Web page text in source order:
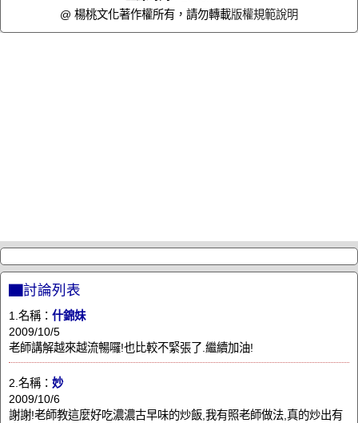
@ 楊桃文化著作權所有，請勿轉載版權規範說明
▇討論列表
1.名稱： 什錦妹
2009/10/5
老師講解越來越流暢囉!也比較不緊張了.繼續加油!
2.名稱： 妙
2009/10/6
謝謝!老師教這麼好吃濃濃古早味的炒飯,我有照老師做法,真的炒出有